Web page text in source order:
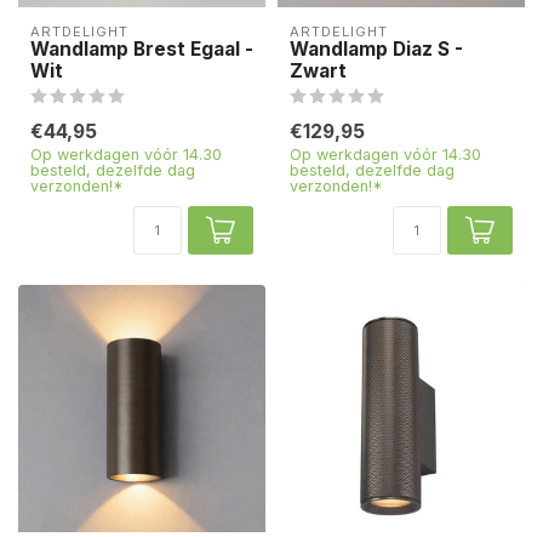
ARTDELIGHT
Wandlamp Brest Egaal -
Wit
€44,95
Op werkdagen vóór 14.30
besteld, dezelfde dag
verzonden!*
ARTDELIGHT
Wandlamp Diaz S -
Zwart
€129,95
Op werkdagen vóór 14.30
besteld, dezelfde dag
verzonden!*